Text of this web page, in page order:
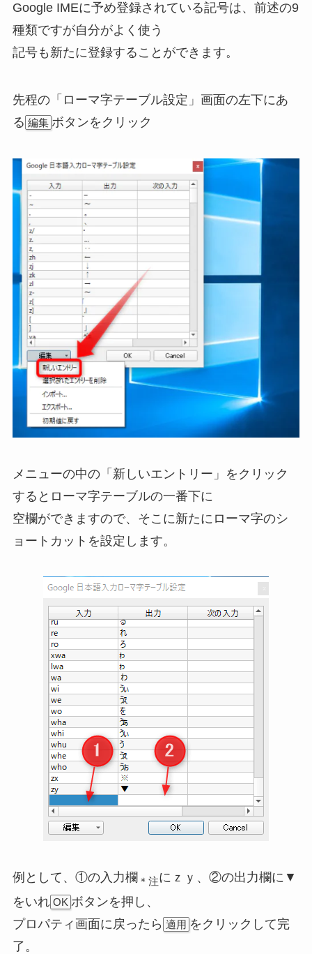
Google IMEに予め登録されている記号は、前述の9
種類ですが自分がよく使う
記号も新たに登録することができます。
先程の「ローマ字テーブル設定」画面の左下にあ
る 編集 ボタンをクリック
メニューの中の「新しいエントリー」をクリック
するとローマ字テーブルの一番下に
空欄ができますので、そこに新たにローマ字のシ
ョートカットを設定します。
例として、①の入力欄＊注にｚｙ、②の出力欄に▼
をいれ OK ボタンを押し、
プロパティ画面に戻ったら 適用 をクリックして完
了。